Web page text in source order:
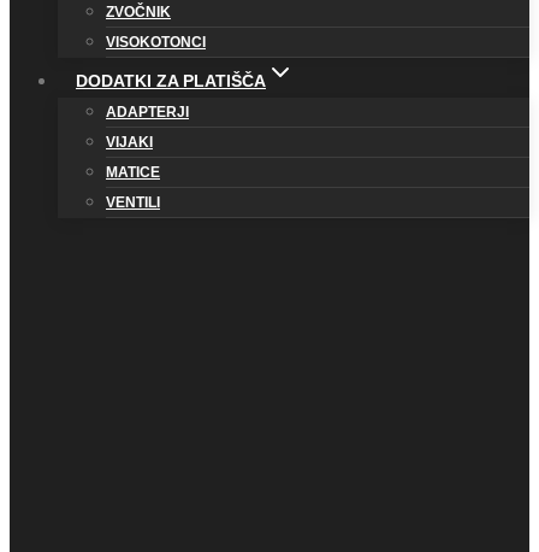
ZVOČNIK
VISOKOTONCI
DODATKI ZA PLATIŠČA
ADAPTERJI
VIJAKI
MATICE
VENTILI